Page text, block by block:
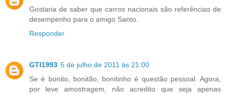
Gostaria de saber que carros nacionais são referências de
desempenho para o amigo Santo.
Responder
GTI1993 5 de julho de 2011 às 21:00
Se é bonito, bonitão, bonitinho é questão pessoal. Agora,
por leve amostragem, não acredito que seja apenas